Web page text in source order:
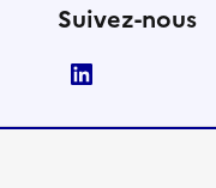
Suivez-nous